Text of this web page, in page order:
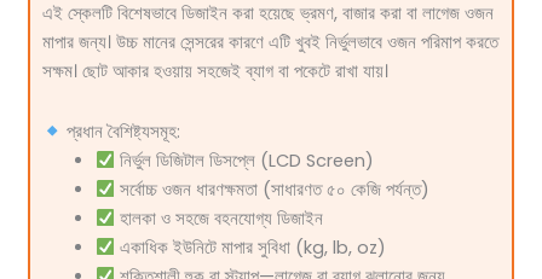
এই স্কেলটি বিশেষভাবে ডিজাইন করা হয়েছে ভ্রমণ, বাজার করা বা লাগেজ ওজন
মাপার জন্য। উচ্চ মানের সেন্সরের কারণে এটি খুবই নির্ভুলভাবে ওজন পরিমাপ করতে
সক্ষম। ছোট আকার হওয়ায় সহজেই ব্যাগ বা পকেটে রাখা যায়।
প্রধান বৈশিষ্ট্যসমূহ:
নির্ভুল ডিজিটাল ডিসপ্লে (LCD Screen)
সর্বোচ্চ ওজন ধারণক্ষমতা (সাধারণত ৫০ কেজি পর্যন্ত)
হালকা ও সহজে বহনযোগ্য ডিজাইন
একাধিক ইউনিটে মাপার সুবিধা (kg, lb, oz)